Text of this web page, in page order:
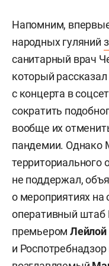
Напомним,
народных гуляний
санитарный врач
который
с концерта в
сократить
вообще их
пандемии. Однако
территориального
не поддержал,
о мероприятиях
оперативный штаб
премьеромЛейлой
и Роспотребнадзор